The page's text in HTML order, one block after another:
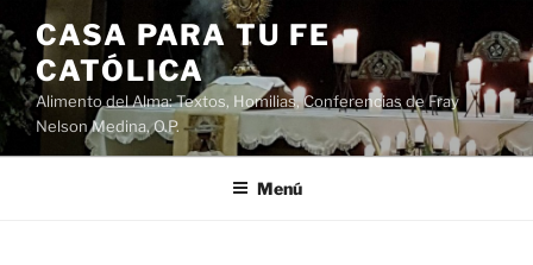
Saltar
al
contenido
CASA PARA TU FE
CATÓLICA
Alimento del Alma: Textos, Homilias, Conferencias de Fray
Nelson Medina, O.P.
Menú